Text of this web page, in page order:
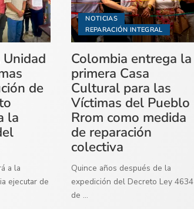
de
la
a la
ejecutar de
NOTICIAS
REPARACIÓN INTEGRAL
Colombia entrega la
primera Casa
Cultural para las
Víctimas del Pueblo
Rrom como medida
de reparación
colectiva
Quince años después de la
expedición del Decreto Ley 4634
de ...